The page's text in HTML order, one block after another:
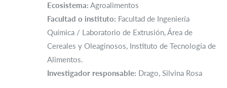
Ecosistema: Agroalimentos
Facultad o instituto: Facultad de Ingeniería
Química / Laboratorio de Extrusión, Área de
Cereales y Oleaginosos, Instituto de Tecnología de
Alimentos.
Investigador responsable: Drago, Silvina Rosa